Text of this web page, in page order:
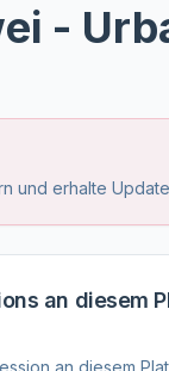
-
und erhalte
an diesem
an diesem